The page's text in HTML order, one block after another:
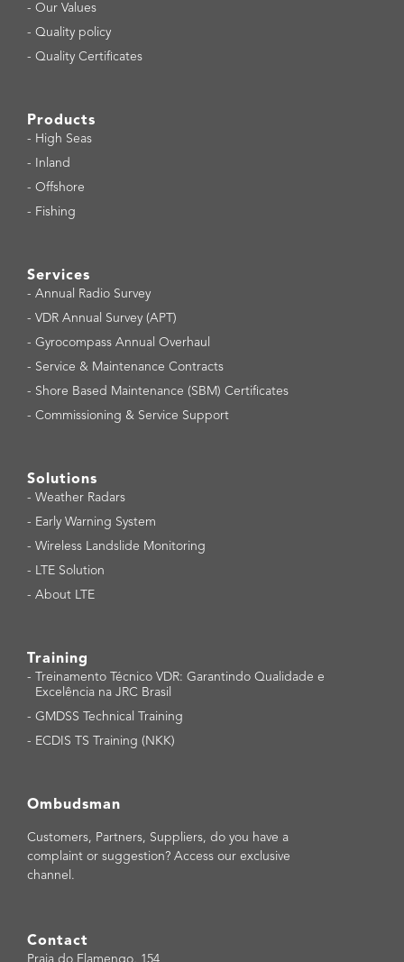
- Our Values
- Quality policy
- Quality Certificates
Products
- High Seas
-
Inland
- Offshore
- Fishing
Services
- Annual Radio Survey
- VDR Annual Survey (APT)
- Gyrocompass Annual Overhaul
- Service & Maintenance Contracts
- Shore Based Maintenance (SBM) Certificates
- Commissioning & Service Support
Solutions
- Weather Radars
- Early Warning System
- Wireless Landslide Monitoring
-
LTE Solution
- About LTE
Training
- Treinamento Técnico VDR: Garantindo Qualidade e
Excelência na JRC Brasil
- GMDSS Technical Training
- ECDIS TS Training (NKK)
Ombudsman
Customers, Partners, Suppliers, do you have a
complaint or suggestion? Access our exclusive
channel.
Contact
Praia do Flamengo, 154